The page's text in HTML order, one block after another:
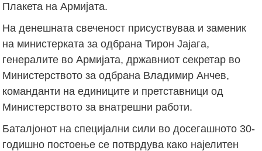
Плакета на Армијата.
На денешната свеченост присуствуваа и заменик
на министерката за одбрана Тирон Јајага,
генералите во Армијата, државниот секретар во
Министерството за одбрана Владимир Анчев,
команданти на единиците и претставници од
Министерството за внатрешни работи.
Баталјонот на специјални сили во досегашното 30-
годишно постоење се потврдува како најелитен